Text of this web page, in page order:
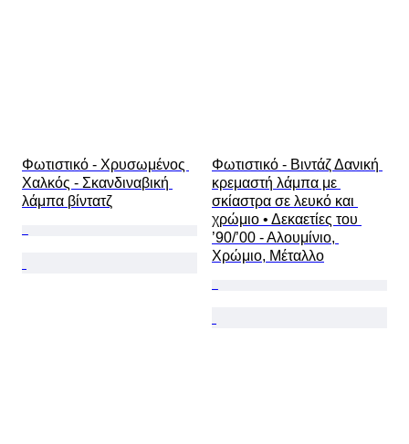
Φωτιστικό - Χρυσωμένος
Χαλκός - Σκανδιναβική
λάμπα βίντατζ
Φωτιστικό - Βιντάζ Δανική
κρεμαστή λάμπα με
σκίαστρα σε λευκό και
χρώμιο • Δεκαετίες του
’90/’00 - Αλουμίνιο,
Χρώμιο, Μέταλλο